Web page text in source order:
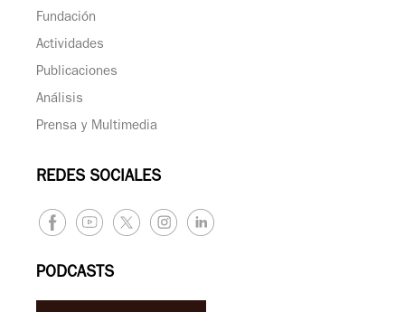
Fundación
Actividades
Publicaciones
Análisis
Prensa y Multimedia
REDES SOCIALES
PODCASTS